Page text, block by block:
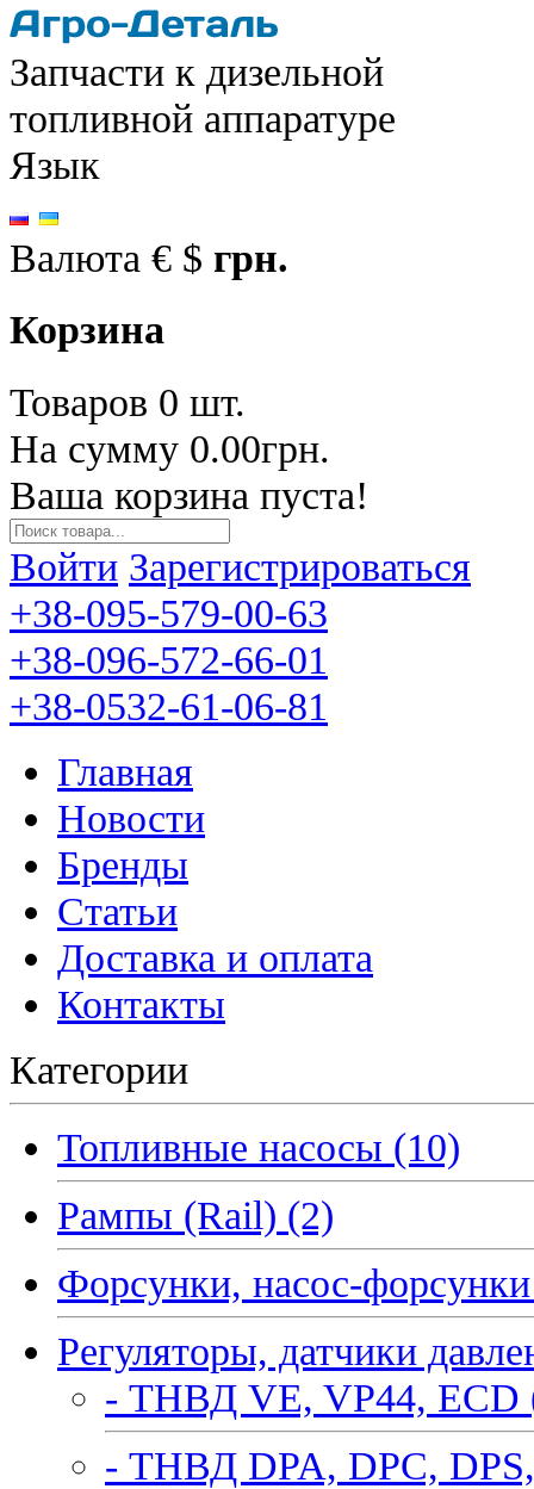
Запчасти к дизельной
топливной аппаратуре
Язык
Валюта € $ грн.
Корзина
Товаров 0 шт.
На сумму 0.00грн.
Ваша корзина пуста!
Войти Зарегистрироваться
+38-095-579-00-63
+38-096-572-66-01
+38-0532-61-06-81
Главная
Новости
Бренды
Статьи
Доставка и оплата
Контакты
Категории
Топливные насосы (10)
Рампы (Rail) (2)
Форсунки, насос-
Регуляторы, датчики
- ТНВД VE, VP44, ECD
- ТНВД DPA, DPC,